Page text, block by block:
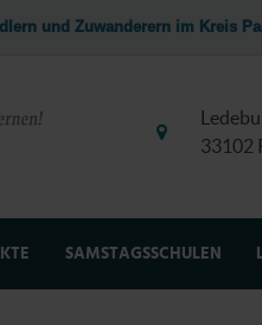
und Zuwanderern im Kreis
33102
SAMSTAGSSCHULEN